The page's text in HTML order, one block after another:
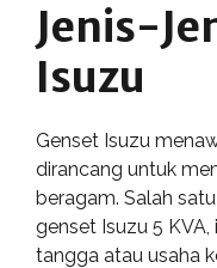
Jenis-
Isuzu
Genset Isuzu
dirancang untuk
beragam. Salah
genset Isuzu 5
tangga atau usaha